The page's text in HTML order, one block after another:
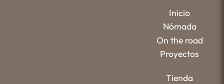
Inicio
Nómada
On the road
Proyectos
Tienda